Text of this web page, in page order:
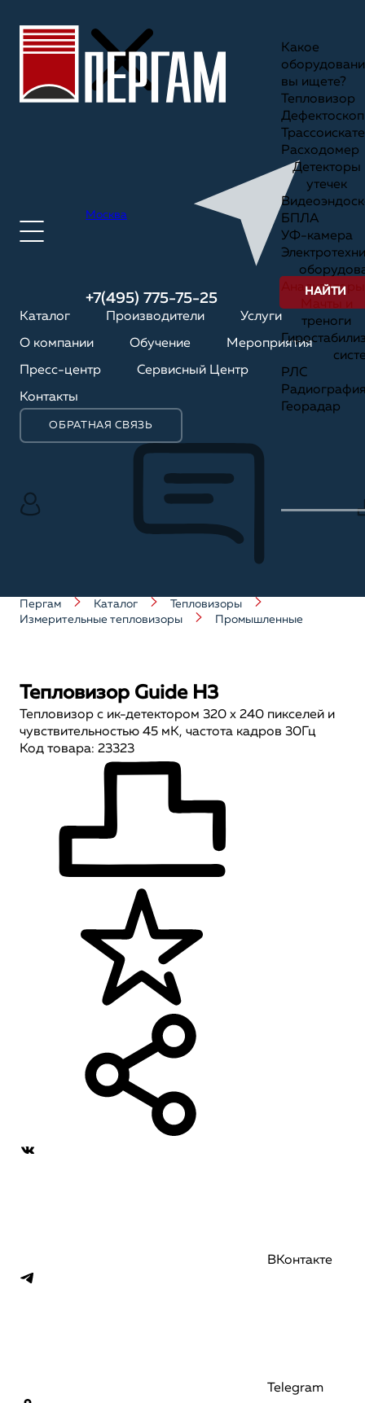
Москва
+7(495) 775-75-25
Каталог Производители Услуги
О компании Обучение Мероприятия
Пресс-центр Сервисный Центр
Контакты
ОБРАТНАЯ СВЯЗЬ
Какое
вы ищете?
Тепловизор
Дефектоскоп
Расходомер
Детекторы
утечек
БПЛА
УФ-камера
Анализаторы
треноги
РЛС
Георадар
НАЙТИ
Пергам Каталог
Тепловизоры
Измерительные тепловизоры
Промышленные
Тепловизор Guide H3
Тепловизор с ик-детектором 320 x 240 пикселей и
чувствительностью 45 мК, частота кадров 30Гц
Код товара: 23323
ВКонтакте
Telegram